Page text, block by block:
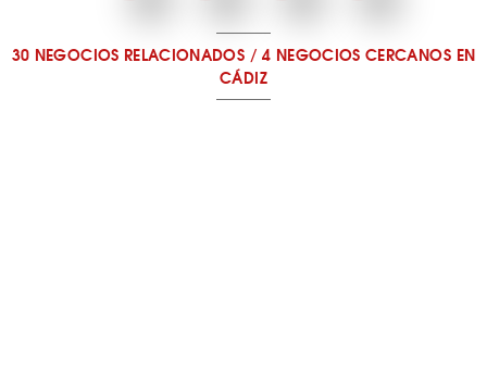
30 NEGOCIOS RELACIONADOS /4 NEGOCIOS CERCANOS EN
CÁDIZ